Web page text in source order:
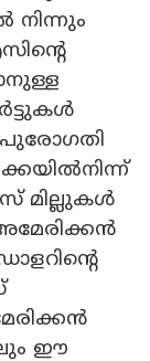
നിന്നും
പുരോഗതി
മില്ലുകൾ
ഈ